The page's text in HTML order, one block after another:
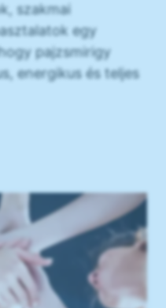
szakmai
egy
pajzsmirigy
energikus és teljes